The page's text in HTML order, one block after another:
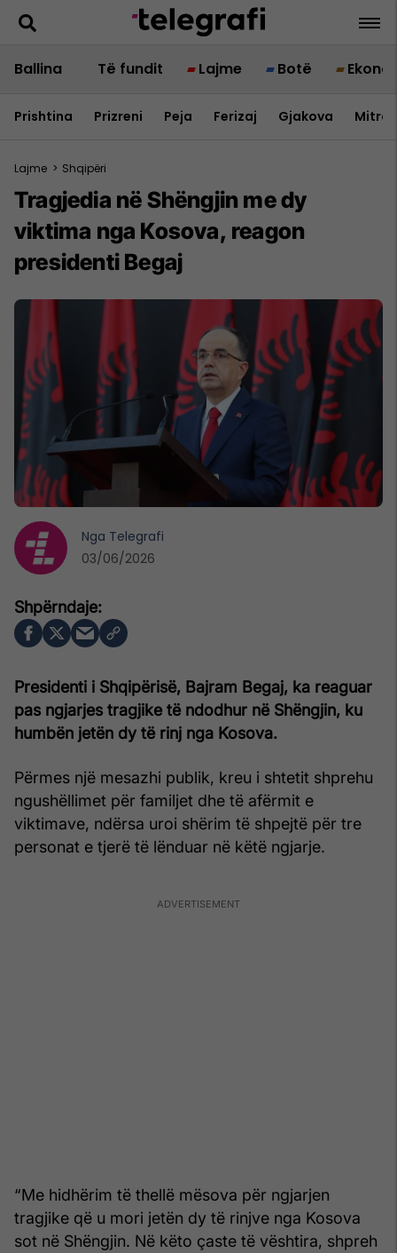
Ballina Të fundit Lajme Botë
Prishtina Prizreni Peja Ferizaj Gjakova
Lajme > Shqipëri
Tragjedia në Shëngjin me dy
viktima nga Kosova, reagon
presidenti Begaj
Presidenti i Shqipërisë, Bajram Begaj, ka reaguar
pas ngjarjes tragjike të ndodhur në Shëngjin, ku
humbën jetën dy të rinj nga Kosova.
Përmes një mesazhi publik, kreu i shtetit shprehu
ngushëllimet për familjet dhe të afërmit e
viktimave, ndërsa uroi shërim të shpejtë për tre
personat e tjerë të lënduar në këtë ngjarje.
“Me hidhërim të thellë mësova për ngjarjen
tragjike që u mori jetën dy të rinjve nga Kosova
sot në Shëngjin. Në këto çaste të vështira, shpreh
Nga Telegrafi
03/06/2026